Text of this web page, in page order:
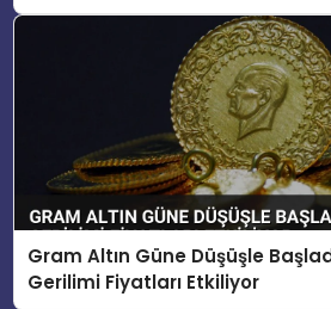
Gram Altın Güne Düşüşle
Gerilimi Fiyatları Etkiliyor